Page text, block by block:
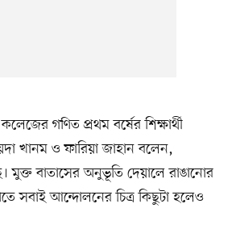
কলেজের গণিত প্রথম বর্ষের শিক্ষার্থী
খানম ও ফারিয়া জাহান বলেন,
মুক্ত বাতাসের অনুভূতি দেয়ালে রাঙানোর
সবাই আন্দোলনের চিত্র কিছুটা হলেও